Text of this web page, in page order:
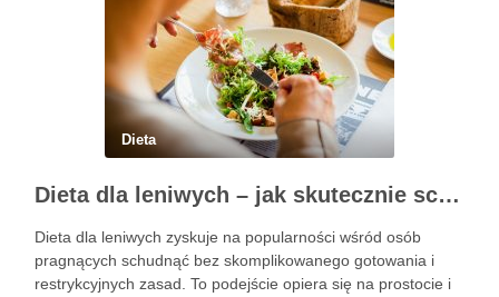
Dieta
Dieta dla leniwych – jak skutecznie schudnąć bez wysiłku?
Dieta dla leniwych zyskuje na popularności wśród osób
pragnących schudnąć bez skomplikowanego gotowania i
restrykcyjnych zasad. To podejście opiera się na prostocie i